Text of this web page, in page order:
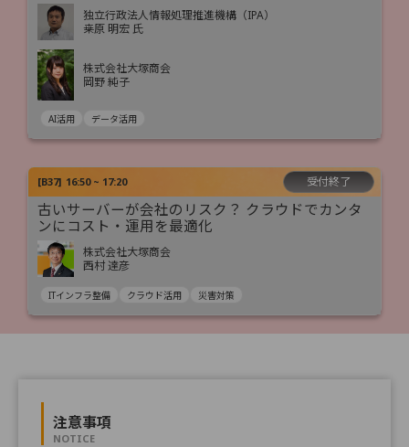
独立行政法人情報処理推進機構（IPA）
桒原 明宏 氏
株式会社大塚商会
岡野 純子
AI活用 データ活用
[B37] 16:50 ~ 17:20 受付終了
古いサーバーが会社のリスク？ クラウドでカンタ
ンにコスト・運用を最適化
株式会社大塚商会
西村 達彦
ITインフラ整備 クラウド活用 災害対策
注意事項
NOTICE